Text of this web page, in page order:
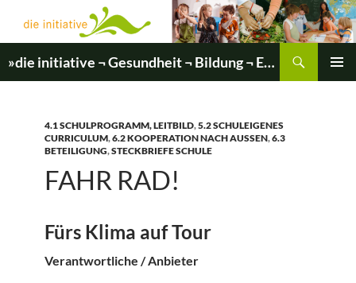
Inhalt
springen
»die initiative ¬ Gesundheit ¬ Bildung ¬ Entwicklung«
4.1 SCHULPROGRAMM, LEITBILD,5.2 SCHULEIGENES
CURRICULUM,6.2 KOOPERATION NACH AUSSEN ,6.3
BETEILIGUNG,STECKBRIEFE SCHULE
FAHR RAD!
Fürs Klima auf Tour
Verantwortliche / Anbieter